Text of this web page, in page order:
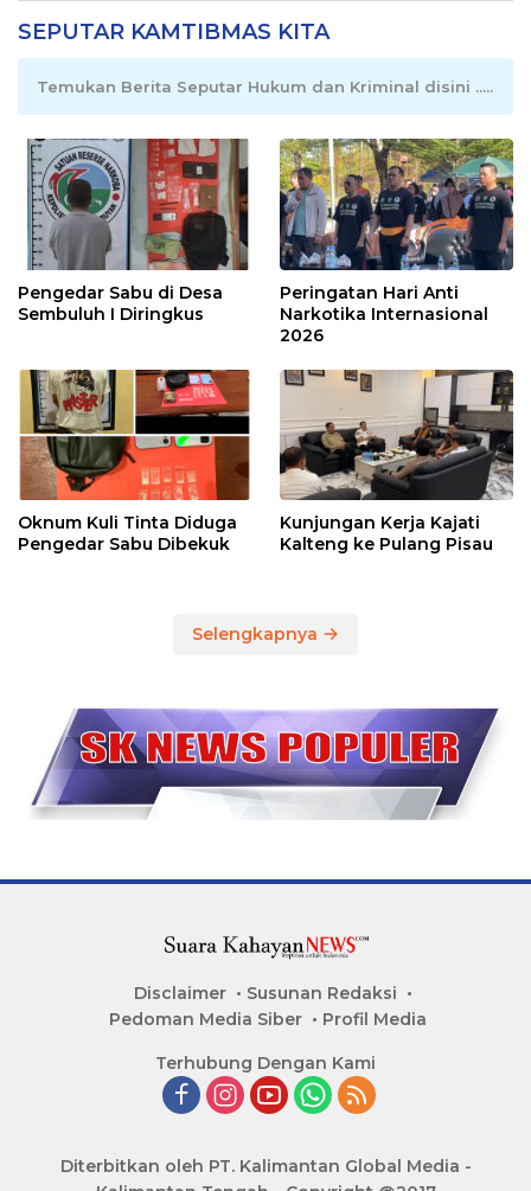
SEPUTAR KAMTIBMAS KITA
Temukan Berita Seputar Hukum dan Kriminal disini .....
Pengedar Sabu di Desa
Sembuluh I Diringkus
Peringatan Hari Anti
Narkotika Internasional
2026
Oknum Kuli Tinta Diduga
Pengedar Sabu Dibekuk
Kunjungan Kerja Kajati
Kalteng ke Pulang Pisau
Selengkapnya
Disclaimer
Susunan Redaksi
Pedoman Media Siber
Profil Media
Terhubung Dengan Kami
Diterbitkan oleh PT. Kalimantan Global Media -